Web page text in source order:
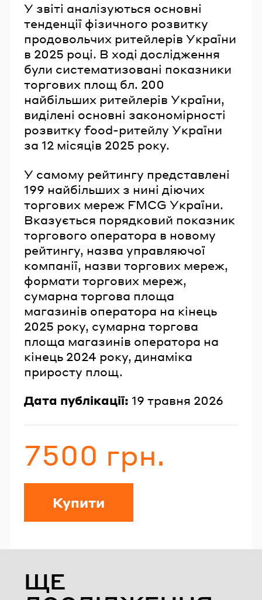
У звіті аналізуються основні
тенденції фізичного розвитку
продовольчих ритейлерів України
в 2025 році. В ході дослідження
були систематизовані показники
торгових площ бл. 200
найбільших ритейлерів України,
виділені основні закономірності
розвитку food-ритейлу України
за 12 місяців 2025 року.
У самому рейтингу представлені
199 найбільших з нині діючих
торгових мереж FMCG України.
Вказується порядковий показник
торгового оператора в новому
рейтингу, назва управляючої
компанії, назви торгових мереж,
формати торгових мереж,
сумарна торгова площа
магазинів оператора на кінець
2025 року, сумарна торгова
площа магазинів оператора на
кінець 2024 року, динаміка
приросту площ.
Дата публікації: 19 травня 2026
Вартість
7500 грн.
Купити
ЩЕ